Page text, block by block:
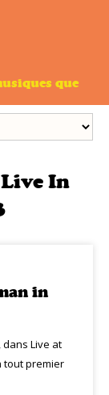
que
Live In
in
Live at
tout premier